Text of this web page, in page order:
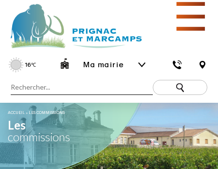
16℃ Ma mairie
☰
ACCUEIL » LES COMMISSIONS
Les
commissions